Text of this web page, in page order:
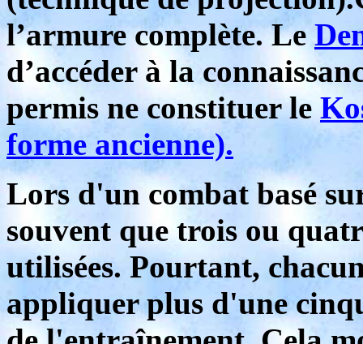
l’armure complète. Le
d’accéder à la
permis ne constituer le
forme ancienne).
Lors d'un combat basé
souvent que trois ou
utilisées. Pourtant,
appliquer plus d'une